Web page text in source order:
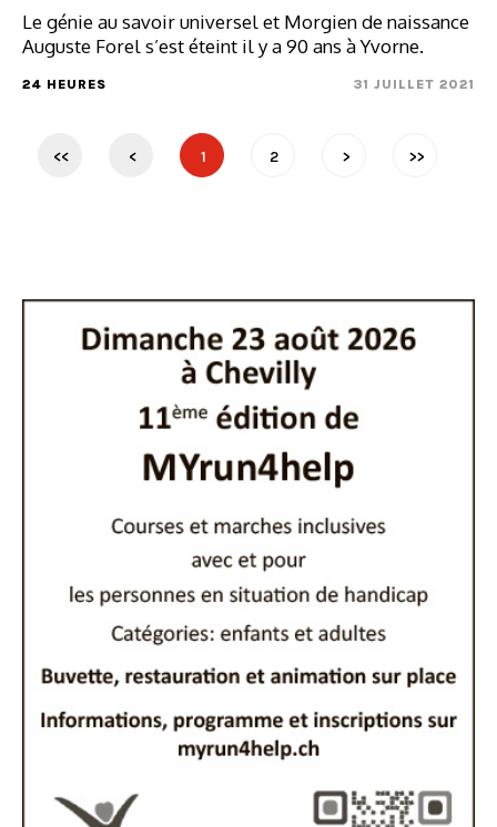
Le génie au savoir universel et Morgien de naissance
Auguste Forel s’est éteint il y a 90 ans à Yvorne.
24 HEURES 31 JUILLET 2021
<< < 1 2 > >>